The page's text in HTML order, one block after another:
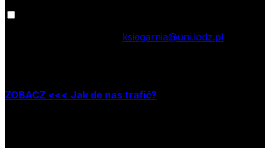
ksiegarnia@uni.lodz.pl
ZOBACZ <<< Jak do nas trafić?